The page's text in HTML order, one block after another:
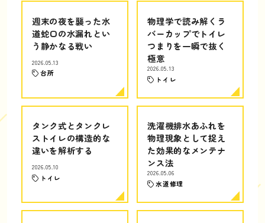
週末の夜を襲った水
道蛇口の水漏れとい
う静かなる戦い
2026.05.13
台所
物理学で読み解くラ
バーカップでトイレ
つまりを一瞬で抜く
極意
2026.05.13
トイレ
タンク式とタンクレ
ストイレの構造的な
違いを解析する
2026.05.10
トイレ
洗濯機排水あふれを
物理現象として捉え
た効果的なメンテナ
ンス法
2026.05.06
水道修理